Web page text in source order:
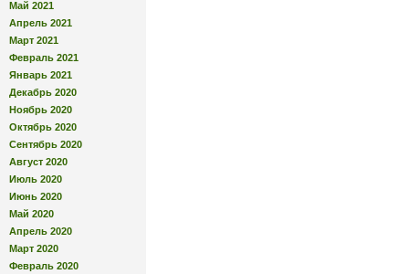
Май 2021
Апрель 2021
Март 2021
Февраль 2021
Январь 2021
Декабрь 2020
Ноябрь 2020
Октябрь 2020
Сентябрь 2020
Август 2020
Июль 2020
Июнь 2020
Май 2020
Апрель 2020
Март 2020
Февраль 2020